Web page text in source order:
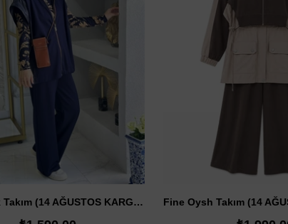
SATIN AL
Garni Yelek Takım (14 AĞUSTOS KARGODA)
SATIN AL